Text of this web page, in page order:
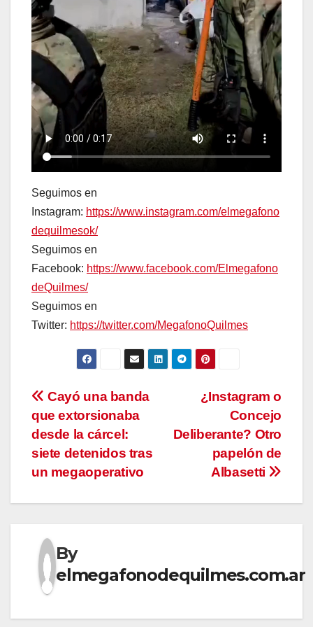
Seguimos en
Instagram: https://www.instagram.com/elmegafono
dequilmesok/
Seguimos en
Facebook: https://www.facebook.com/Elmegafono
deQuilmes/
Seguimos en
Twitter: https://twitter.com/MegafonoQuilmes
Navegación
de
entradas
¿Instagram o
Concejo
Deliberante? Otro
papelón de
Albasetti
Cayó una banda
que extorsionaba
desde la cárcel:
siete detenidos tras
un megaoperativo
By
elmegafonodequilmes.com.ar